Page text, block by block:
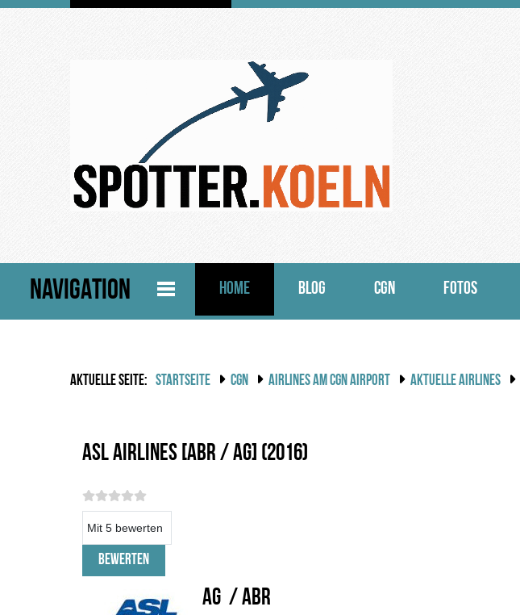
NAVIGATION HOME BLOG CGN FOTOS
AKTUELLE SEITE: STARTSEITE CGN AIRLINES AM CGN AIRPORT AKTUELLE AIRLINES
ASL Airlines [ABR / AG] (2016)
AG / ABR